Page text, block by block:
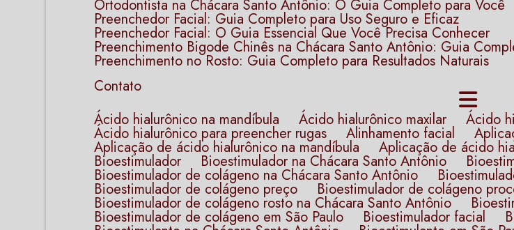
Ortodontista na Chácara Santo Antônio: O Guia Completo para Você
Preenchedor Facial: Guia Completo para Uso Seguro e Eficaz
Preenchedor Facial: O Guia Essencial Que Você Precisa Conhecer
Preenchimento Bigode Chinês na Chácara Santo Antônio: Guia
Preenchimento no Rosto: Guia Completo para Resultados Naturais
Contato
ácido hialurônico na mandíbula
ácido hialurônico maxilar ácido
ácido hialurônico para preencher rugas Alinhamento facial
Aplicação de ácido hialurônico na mandíbula Aplicação de ácido
Bioestimulador Bioestimulador na Chácara Santo Antônio
Bioestimulador de colágeno na Chácara Santo Antônio
Bioestimulador de colágeno preço​ Bioestimulador de colágeno
Bioestimulador de colágeno rosto​ na Chácara Santo Antônio
Bioestimulador de colágeno em São Paulo Bioestimulador facial​